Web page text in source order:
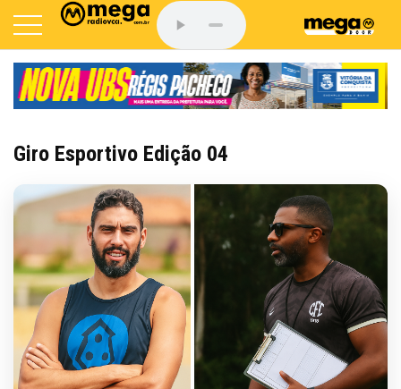
Giro Esportivo Edição 04